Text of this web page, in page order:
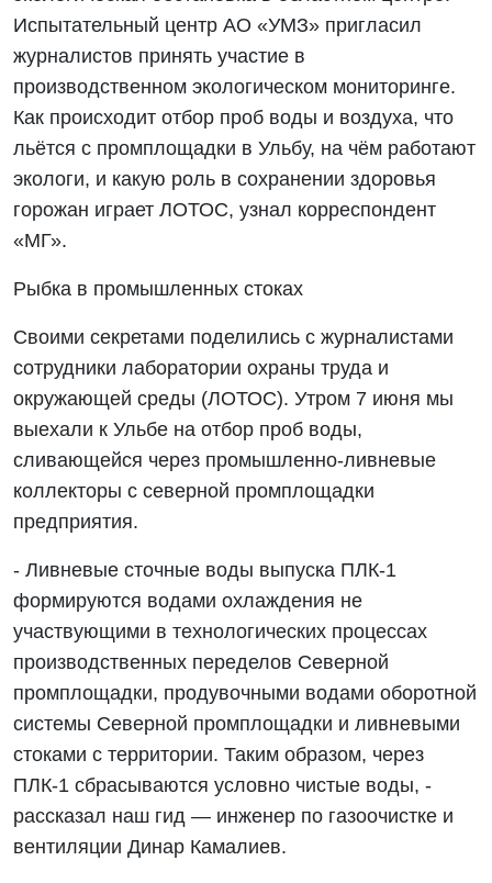
Испытательный центр АО «УМЗ» пригласил
журналистов принять участие в
производственном экологическом мониторинге.
Как происходит отбор проб воды и воздуха, что
льётся с промплощадки в Ульбу, на чём работают
экологи, и какую роль в сохранении здоровья
горожан играет ЛОТОС, узнал корреспондент
«МГ».
Рыбка в промышленных стоках
Своими секретами поделились с журналистами
сотрудники лаборатории охраны труда и
окружающей среды (ЛОТОС). Утром 7 июня мы
выехали к Ульбе на отбор проб воды,
сливающейся через промышленно-ливневые
коллекторы с северной промплощадки
предприятия.
- Ливневые сточные воды выпуска ПЛК-1
формируются водами охлаждения не
участвующими в технологических процессах
производственных переделов Северной
промплощадки, продувочными водами оборотной
системы Северной промплощадки и ливневыми
стоками с территории. Таким образом, через
ПЛК-1 сбрасываются условно чистые воды, -
рассказал наш гид — инженер по газоочистке и
вентиляции Динар Камалиев.